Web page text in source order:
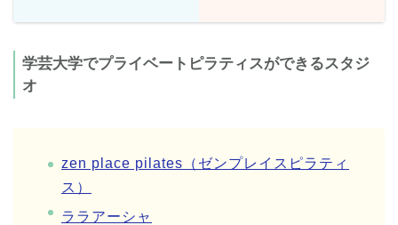
学芸大学でプライベートピラティスができるスタジ
オ
zen place pilates（ゼンプレイスピラティ
ス）
ララアーシャ